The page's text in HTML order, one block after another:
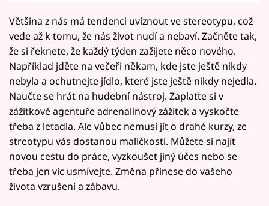
Většina z nás má tendenci uvíznout ve stereotypu, což
vede až k tomu, že nás život nudí a nebaví. Začněte tak,
že si řeknete, že každý týden zažijete něco nového.
Například jděte na večeři někam, kde jste ještě nikdy
nebyla a ochutnejte jídlo, které jste ještě nikdy nejedla.
Naučte se hrát na hudební nástroj. Zaplaťte si v
zážitkové agentuře adrenalinový zážitek a vyskočte
třeba z letadla. Ale vůbec nemusí jít o drahé kurzy, ze
streotypu vás dostanou maličkosti. Můžete si najít
novou cestu do práce, vyzkoušet jiný účes nebo se
třeba jen víc usmívejte. Změna přinese do vašeho
života vzrušení a zábavu.